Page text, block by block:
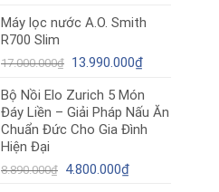
là:
tại
17.890.000₫.
Máy lọc nước A.O. Smith
R700 Slim
17.000.000₫ Giá
là:
17.000.000₫.
13.990.000₫Giá
tại
là:
13.990.000₫.
Bộ Nồi Elo Zurich 5 Món
Đáy Liền – Giải Pháp Nấu Ăn
Chuẩn Đức Cho Gia Đình
Hiện Đại
8.890.000₫ Giá
4.800.000₫Giá